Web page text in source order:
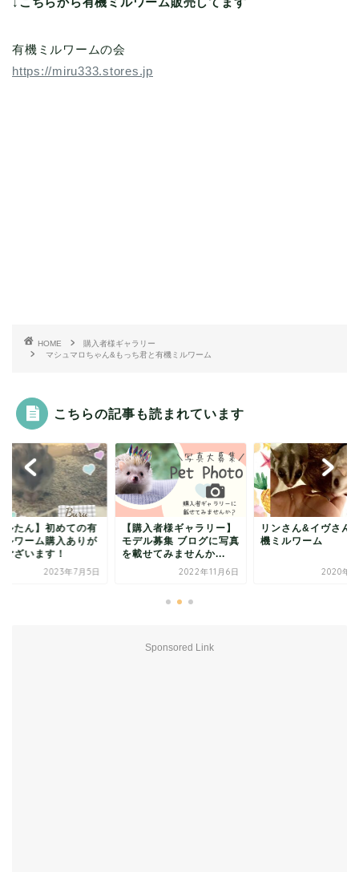
有機ミルワームの会
https://miru333.stores.jp
HOME
購入者様ギャラリー
マシュマロちゃん&もっち君と有機ミルワーム
こちらの記事も読まれています
ルたん】初めての有
ルワーム購入ありが
ございます！
2023年7月5日
【購入者様ギャラリー】
モデル募集 ブログに写真
を載せてみませんか...
2022年11月6日
リンさん&イヴさん
機ミルワーム
2020年8
Sponsored Link